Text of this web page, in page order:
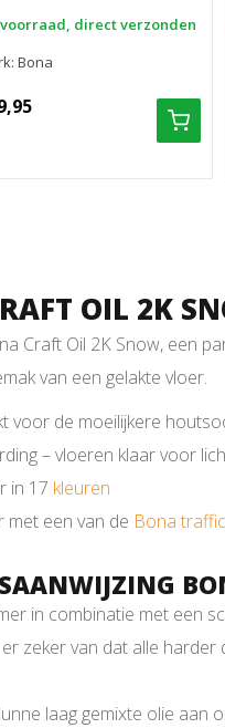
voorraad, direct verzonden
Bona
OIL 2K
Craft Oil 2K Snow, een
van een gelakte vloer.
voor de moeilijkere
– vloeren klaar voor
in 17 kleuren
met een van de Bona
in combinatie met een
zeker van dat alle
laag gemixte olie aan